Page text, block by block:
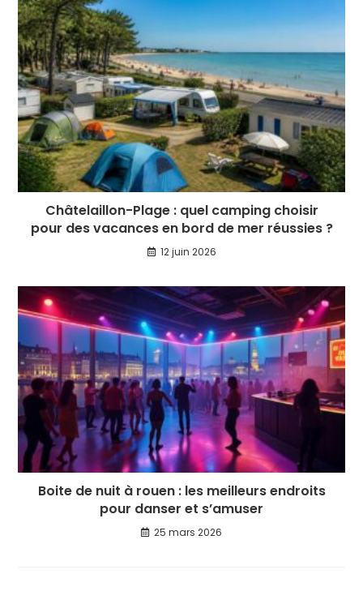
Châtelaillon-Plage : quel camping choisir
pour des vacances en bord de mer réussies ?
12 juin 2026
Boite de nuit à rouen : les meilleurs endroits
pour danser et s’amuser
25 mars 2026